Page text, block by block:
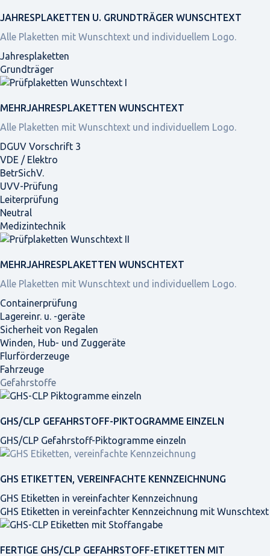
JAHRES­PLAKETTEN U. GRUNDTRÄGER WUNSCHTEXT
Alle Plaketten mit Wunschtext und individuellem Logo.
Jahresplaketten
Grundträger
MEHRJAHRES­PLAKETTEN WUNSCHTEXT
Alle Plaketten mit Wunschtext und individuellem Logo.
DGUV Vorschrift 3
VDE / Elektro
BetrSichV.
UVV-Prüfung
Leiterprüfung
Neutral
Medizintechnik
MEHRJAHRES­PLAKETTEN WUNSCHTEXT
Alle Plaketten mit Wunschtext und individuellem Logo.
Containerprüfung
Lagereinr. u. -geräte
Sicherheit von Regalen
Winden, Hub- und Zuggeräte
Flurförderzeuge
Fahrzeuge
Gefahrstoffe
GHS/CLP GEFAHRSTOFF-PIKTOGRAMME EINZELN
GHS/CLP Gefahrstoff-Piktogramme einzeln
GHS ETIKETTEN, VEREINFACHTE KENNZEICHNUNG
GHS Etiketten in vereinfachter Kennzeichnung
GHS Etiketten in vereinfachter Kennzeichnung mit Wunschtext
FERTIGE GHS/CLP GEFAHRSTOFF-ETIKETTEN MIT